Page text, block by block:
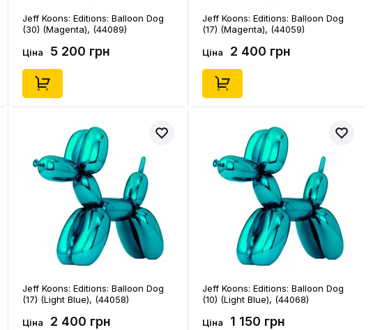
Jeff Koons: Editions: Balloon Dog
(30) (Magenta), (44089)
Ціна 5 200 грн
Jeff Koons: Editions: Balloon Dog
(17) (Magenta), (44059)
Ціна 2 400 грн
Jeff Koons: Editions: Balloon Dog
(17) (Light Blue), (44058)
Ціна 2 400 грн
Jeff Koons: Editions: Balloon Dog
(10) (Light Blue), (44068)
Ціна 1 150 грн